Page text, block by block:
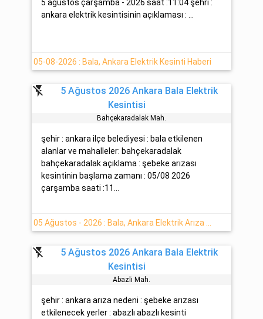
5 ağustos çarşamba - 2026 saat :11:04 şehri :
ankara elektrik kesintisinin açıklaması : ...
05-08-2026 : Bala, Ankara Elektrik Kesinti Haberi
flash_off
5 Ağustos 2026 Ankara Bala Elektrik
Kesintisi
Bahçekaradalak Mah.
şehir : ankara ilçe belediyesi : bala etkilenen
alanlar ve mahalleler: bahçekaradalak
bahçekaradalak açıklama : şebeke arızası
kesintinin başlama zamanı : 05/08 2026
çarşamba saati :11...
flash_off
5 Ağustos 2026 Ankara Bala Elektrik
Kesintisi
Abazli Mah.
şehir : ankara arıza nedeni : şebeke arızası
etkilenecek yerler : abazlı abazlı kesinti